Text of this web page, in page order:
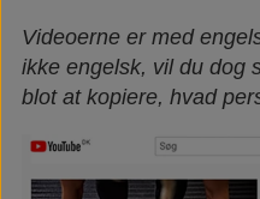
Videoerne er med
ikke engelsk, vil du dog
blot at kopiere, hvad